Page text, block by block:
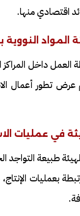
اقتصادي منها.
النووية
تطور أعمال
في عمليات
طبيعة
بعمليات